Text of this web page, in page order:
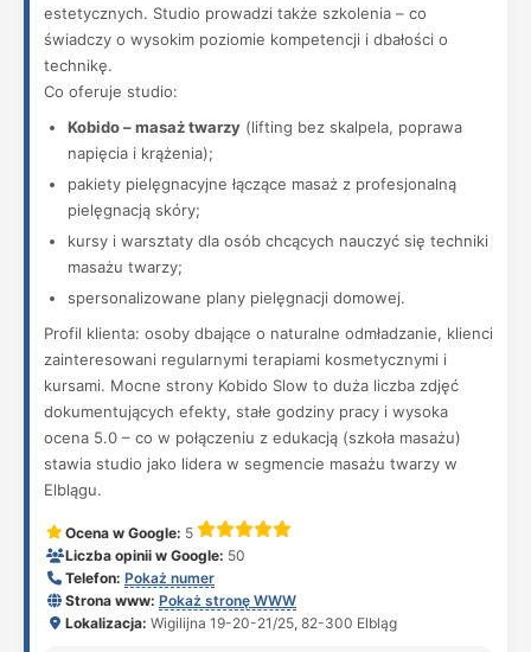
estetycznych. Studio prowadzi także szkolenia – co
świadczy o wysokim poziomie kompetencji i dbałości o
technikę.
Co oferuje studio:
Kobido – masaż twarzy (lifting bez skalpela, poprawa
napięcia i krążenia);
pakiety pielęgnacyjne łączące masaż z profesjonalną
pielęgnacją skóry;
kursy i warsztaty dla osób chcących nauczyć się techniki
masażu twarzy;
spersonalizowane plany pielęgnacji domowej.
Profil klienta: osoby dbające o naturalne odmładzanie, klienci
zainteresowani regularnymi terapiami kosmetycznymi i
kursami. Mocne strony Kobido Slow to duża liczba zdjęć
dokumentujących efekty, stałe godziny pracy i wysoka
ocena 5.0 – co w połączeniu z edukacją (szkoła masażu)
stawia studio jako lidera w segmencie masażu twarzy w
Elblągu.
Ocena w Google: 5
Liczba opinii w Google: 50
Telefon: Pokaż numer
Strona www: Pokaż stronę WWW
Lokalizacja: Wigilijna 19-20-21/25, 82-300 Elbląg